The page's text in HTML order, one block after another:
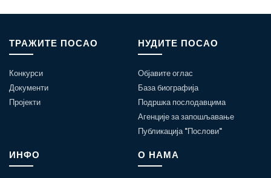
ТРАЖИТЕ ПОСАО
Конкурси
Документи
Пројекти
НУДИТЕ ПОСАО
Објавите оглас
База биографија
Подршка послодавцима
Агенције за запошљавање
Публикација "Послови"
ИНФО О НАМА